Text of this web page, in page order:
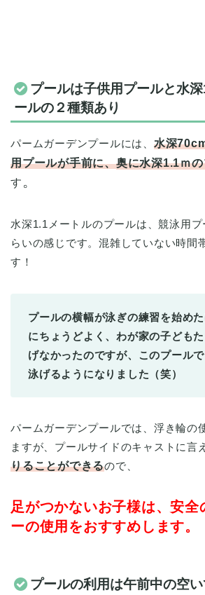
プールは子供用プールと水
ールの２種類あり
パームガーデンプールには、 水深
用プールが手前に、奥に水深1.1ｍ
す 。
水深1.1メートルのプールは、競泳用プ
らいの感じです。混雑していない時間
す！
プールの横幅が泳ぎの練習を始め
にちょうどよく、 わが家の子ども
げなかったのですが、 このプール
泳げるようになりました（笑）
パームガーデンプールでは、浮き輪の
ますが、プールサイドのキャストに言
りることができるので、
足がつかないお子様は、安全
ーの使用をおすすめします。
プールの利用は午前中の空